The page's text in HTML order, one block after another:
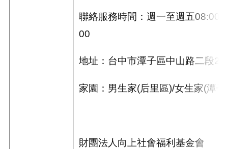
聯絡服務時間：週一至週五
00
地址：台中市潭子區中山路二段
家園：男生家(后里區)/女生家(潭子
財團法人向上社會福利基金會